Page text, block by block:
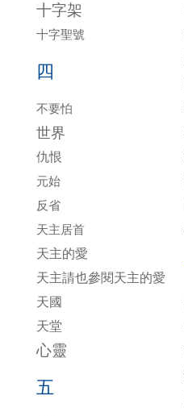
十字架
十字聖號
四
不要怕
世界
仇恨
元始
反省
天主居首
天主的愛
天主請也參閱天主的愛
天國
天堂
心靈
五